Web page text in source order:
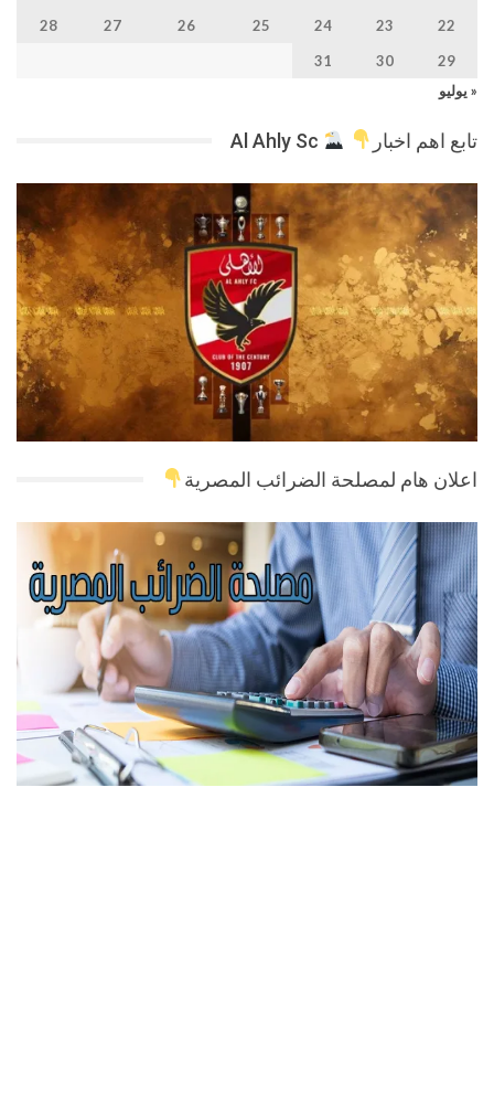
22
23
24
25
26
27
28
29
30
31
« يوليو
تابع اهم اخبار
اعلان هام لمصلحة الضرائب المصرية